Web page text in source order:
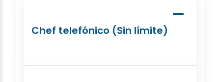
Chef telefónico (Sin límite)